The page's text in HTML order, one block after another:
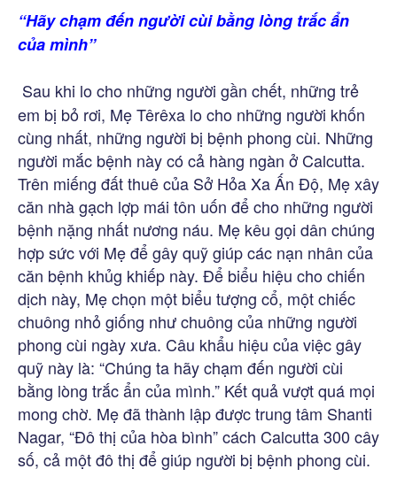
“Hãy chạm đến người cùi bằng lòng trắc ẩn
của mình”
Sau khi lo cho những người gần chết, những trẻ
em bị bỏ rơi, Mẹ Têrêxa lo cho những người khốn
cùng nhất, những người bị bệnh phong cùi. Những
người mắc bệnh này có cả hàng ngàn ở Calcutta.
Trên miếng đất thuê của Sở Hỏa Xa Ấn Độ, Mẹ xây
căn nhà gạch lợp mái tôn uốn để cho những người
bệnh nặng nhất nương náu. Mẹ kêu gọi dân chúng
hợp sức với Mẹ để gây quỹ giúp các nạn nhân của
căn bệnh khủg khiếp này. Để biểu hiệu cho chiến
dịch này, Mẹ chọn một biểu tượng cổ, một chiếc
chuông nhỏ giống như chuông của những người
phong cùi ngày xưa. Câu khẩu hiệu của việc gây
quỹ này là: “Chúng ta hãy chạm đến người cùi
bằng lòng trắc ẩn của mình.” Kết quả vượt quá mọi
mong chờ. Mẹ đã thành lập được trung tâm Shanti
Nagar, “Đô thị của hòa bình” cách Calcutta 300 cây
số, cả một đô thị để giúp người bị bệnh phong cùi.